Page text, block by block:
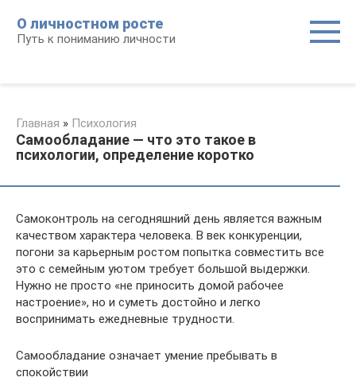
контенту
О личностном росте
Путь к пониманию личности
Главная » Психология
Самообладание — что это такое в
психологии, определение коротко
Самоконтроль на сегодняшний день является важным
качеством характера человека. В век конкуренции,
погони за карьерным ростом попытка совместить все
это с семейным уютом требует большой выдержки.
Нужно не просто «не приносить домой рабочее
настроение», но и суметь достойно и легко
воспринимать ежедневные трудности.
Самообладание означает умение пребывать в
спокойствии